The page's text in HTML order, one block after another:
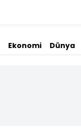
Ekonomi Dünya